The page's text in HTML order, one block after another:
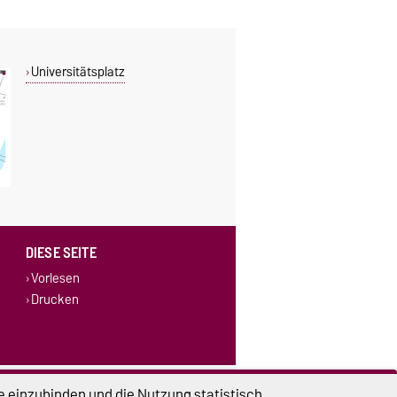
Universitätsplatz
DIESE SEITE
Vorlesen
Drucken